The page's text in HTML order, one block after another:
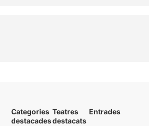
Categories
destacades
Teatres
destacats
Entrades